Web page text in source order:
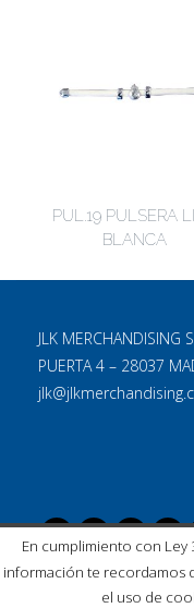
PUL.19 PULSERA
BLANCA
JLK MERCHANDISING
PUERTA 4 – 28037
En cumplimiento con
información te recordamos
el uso de